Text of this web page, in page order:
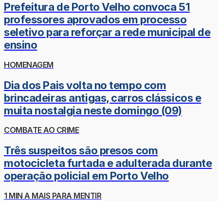
Prefeitura de Porto Velho convoca 51
professores aprovados em processo
seletivo para reforçar a rede municipal de
ensino
HOMENAGEM
Dia dos Pais volta no tempo com
brincadeiras antigas, carros clássicos e
muita nostalgia neste domingo (09)
COMBATE AO CRIME
Três suspeitos são presos com
motocicleta furtada e adulterada durante
operação policial em Porto Velho
1 MIN A MAIS PARA MENTIR